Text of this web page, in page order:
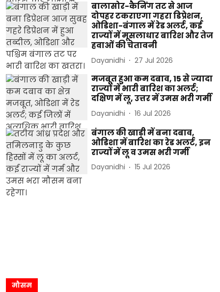
बालासोर-कैनिंग तट से आज
दोपहर टकराएगा गहरा डिप्रेशन,
ओडिशा-बंगाल में रेड अलर्ट, कई
राज्यों में मूसलाधार बारिश और तेज
हवाओं की चेतावनी
Dayanidhi 27 Jul 2026
मजबूत हुआ कम दबाव, 15 से ज्यादा
राज्यों में भारी बारिश का अलर्ट;
दक्षिण में लू, उत्तर में उमस भरी गर्मी
Dayanidhi 16 Jul 2026
बंगाल की खाड़ी में बना दबाव,
ओडिशा में बारिश का रेड अलर्ट, इन
राज्यों में लू व उमस भरी गर्मी
Dayanidhi 15 Jul 2026
मौसम